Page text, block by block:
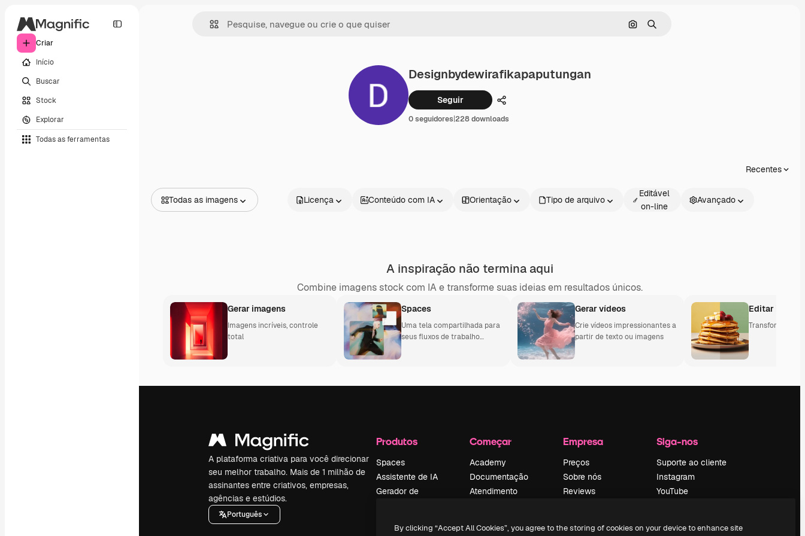
Criar
Início
Buscar
Stock
Explorar
Todas as ferramentas
Pesquisar por imagem
Buscar
Designbydewirafikapaputungan
Seguir Compartilhar
0 seguidores|228 downloads
Recentes
Todas as imagens
Animações
Modelos de vídeos
Modelos 3D
Licença Conteúdo com IA Orientação Tipo de arquivo
Editável
on-line
Avançado
A inspiração não termina aqui
Combine imagens stock com IA e transforme suas ideias em resultados únicos.
Gerar imagens
Imagens incríveis, controle
total
Spaces
Uma tela compartilhada para
seus fluxos de trabalho
Gerar vídeos
Crie vídeos impressionantes a
partir de texto ou imagens
Editar
Transforme e
A plataforma criativa para você direcionar
seu melhor trabalho. Mais de 1 milhão de
assinantes entre criativos, empresas,
agências e estúdios.
Português
Produtos
Spaces
Assistente de IA
Gerador de
Texto para voz
Começar
Academy
Documentação
Atendimento
Política de
Empresa
Preços
Sobre nós
Reviews
pesquisa
Siga-nos
Suporte ao cliente
Instagram
YouTube
By clicking “Accept All Cookies”, you agree to the storing of cookies on your device to enhance site